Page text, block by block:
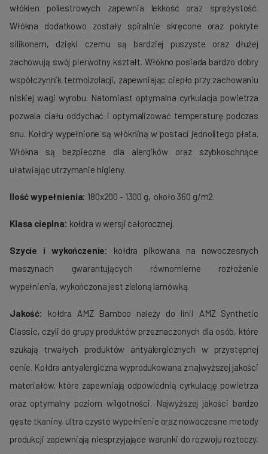
włókien poliestrowych zapewnia lekkość oraz sprężystość.
Włókna dodatkowo zostały spiralnie skręcone oraz pokryte
silikonem, dzięki czemu są bardziej puszyste oraz dłużej
zachowują swój pierwotny kształt. Włókno posiada bardzo dobry
współczynnik termoizolacji, zapewniając ciepło przy zachowaniu
niskiej wagi wyrobu. Natomiast optymalna cyrkulacja powietrza
pozwala ciału oddychać i optymalizować temperaturę podczas
snu. Kołdry wypełnione są włókniną w postaci jednolitego płata.
Włókna są bezpieczne dla alergików oraz szybkoschnące
ułatwiając utrzymanie higieny.
Ilość wypełnienia: 180x200 - 1300 g, około 360 g/m2.
Klasa cieplna: kołdra w wersji całorocznej.
Szycie i wykończenie:
kołdra pikowana na nowoczesnych
maszynach gwarantujących równomierne rozłożenie
wypełnienia, wykończona jest zieloną lamówką.
Jakość:
kołdra AMZ Bamboo należy do linii AMZ Synthetic
Classic, czyli do grupy produktów przeznaczonych dla osób, które
szukają trwałych produktów antyalergicznych w przystępnej
cenie. Kołdra antyalergiczna wyprodukowana z najwyższej jakości
materiałów, które zapewniają odpowiednią cyrkulację powietrza
oraz optymalny poziom wilgotności. Najwyższej jakości bardzo
gęste tkaniny, ultra czyste wypełnienie oraz nowoczesne metody
produkcji zapewniają niesprzyjające warunki do rozwoju roztoczy,